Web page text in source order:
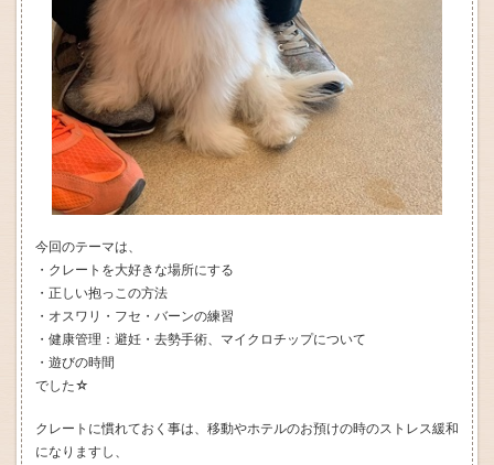
今回のテーマは、
・クレートを大好きな場所にする
・正しい抱っこの方法
・オスワリ・フセ・バーンの練習
・健康管理：避妊・去勢手術、マイクロチップについて
・遊びの時間
でした☆
クレートに慣れておく事は、移動やホテルのお預けの時のストレス緩和
になりますし、